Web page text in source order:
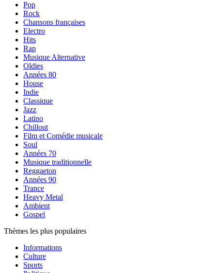
Pop
Rock
Chansons françaises
Electro
Hits
Rap
Musique Alternative
Oldies
Années 80
House
Indie
Classique
Jazz
Latino
Chillout
Film et Comédie musicale
Soul
Années 70
Musique traditionnelle
Reggaeton
Années 90
Trance
Heavy Metal
Ambient
Gospel
Thèmes les plus populaires
Informations
Culture
Sports